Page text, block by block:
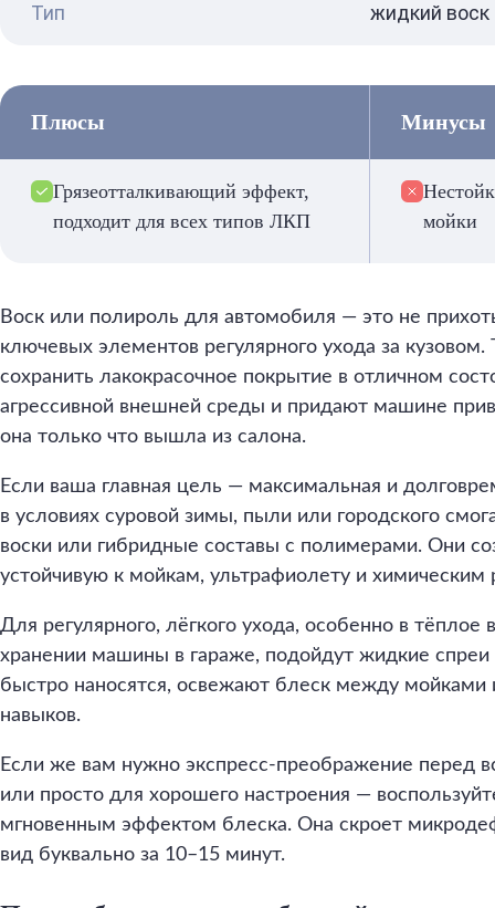
Тип жидкий
Плюсы
Грязеотталкивающий эффект,
подходит для всех типов ЛКП
Минусы
мойки
Воск или полироль для автомобиля — это не
ключевых элементов регулярного ухода за кузовом.
сохранить лакокрасочное покрытие в отличном
агрессивной внешней среды и придают машине
она только что вышла из салона.
Если ваша главная цель — максимальная и
в условиях суровой зимы, пыли или городского
воски или гибридные составы с полимерами. Они
устойчивую к мойкам, ультрафиолету и химическим
Для регулярного, лёгкого ухода, особенно в тёплое
хранении машины в гараже, подойдут жидкие
быстро наносятся, освежают блеск между мойками
навыков.
Если же вам нужно экспресс-преображение перед
или просто для хорошего настроения —
мгновенным эффектом блеска. Она скроет
вид буквально за 10–15 минут.